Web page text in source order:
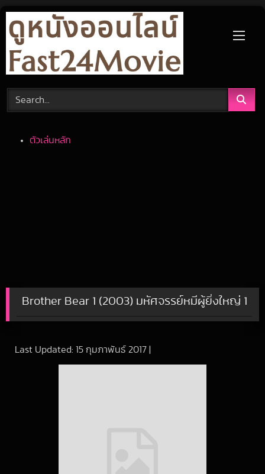
Skip
content
ตัวเล่นหลัก
Brother Bear 1 (2003) มหัศจรรย์หมีผู้ยิ่งใหญ่ 1
Last Updated: 15 กุมภาพันธ์ 2017